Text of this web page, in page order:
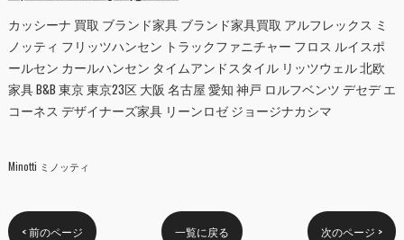
カッシーナ 買取 ブランド家具 ブランド家具買取 アルフレックス ミ
ノッティ フリッツハンセン トラックファニチャー フロス ルイスポ
ールセン カールハンセン タイムアンドスタイル リッツウェル 北欧
家具 B&B 東京 東京23区 大阪 名古屋 愛知 神戸 ロルフベンツ デセデ エ
コーネス デザイナーズ家具 リーンロゼ ジョージナカシマ
Minotti ミノッティ
< 前のページ 一覧に戻る 次のページ >